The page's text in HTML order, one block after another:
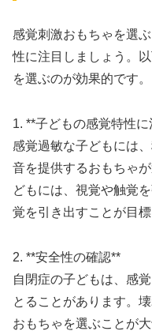
感覚刺激おもちゃを選
性に注目しましょう。
を選ぶのが効果的です。
1. **子どもの感覚特性に
感覚過敏な子どもには
音を提供するおもちゃ
どもには、視覚や触覚
覚を引き出すことが目標
2. **安全性の確認**
自閉症の子どもは、感
とることがあります。
おもちゃを選ぶことが